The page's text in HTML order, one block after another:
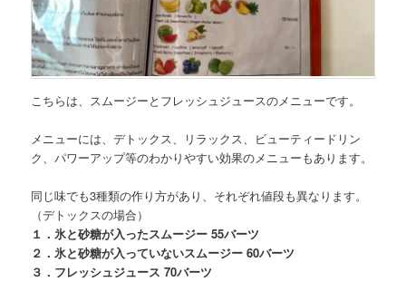
こちらは、 スムージーとフレッシュジュースのメニューです。
メニューには、デトックス、リラックス、ビューティードリン
ク、パワーアップ等のわかりやすい効果のメニューもあります。
同じ味でも3種類の作り方があり、それぞれ値段も異なります。
（デトックスの場合）
１．氷と砂糖が入ったスムージー 55バーツ
２．氷と砂糖が入っていないスムージー60バーツ
３．フレッシュジュース 70バーツ